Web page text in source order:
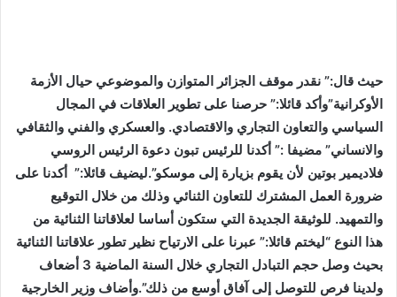
حيث قال:” نقدر موقف الجزائر المتوازن والموضوعي حيال الأزمة
الأوكرانية”وأكد قائلا:” حرصنا على تطوير العلاقات في المجال
السياسي والتعاون التجاري والاقتصادي. والعسكري والفني والثقافي
والانساني” مضيفا :” أكدنا للرئيس تبون دعوة الرئيس الروسي
فلاديمير بوتين لأن يقوم بزيارة إلى موسكو”.ليضيف قائلا:” أكدنا على
ضرورة العمل المشترك للتعاون الثنائي وذلك من خلال التوقيع
والتمهيد. للوثيقة الجديدة التي ستكون أساسا لعلاقاتنا الثنائية من
هذا النوع “ليختم قائلا:” عبرنا على الارتياح نظير تطور علاقاتنا الثنائية
بحيث وصل حجم التبادل التجاري خلال السنة الماضية 3 أضعاف
ولدينا فرص للتوصل إلى آفاق أوسع من ذلك”.وأضاف وزير الخارجية